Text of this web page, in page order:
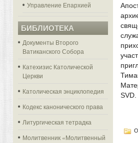
Управление Епархией
БИБЛИОТЕКА
Документы Второго
Ватиканского Собора
Катехизис Католической
Церкви
Католическая энциклопедия
Кодекс канонического права
Литургическая тетрадка
Молитвенник «Молитвенный
SVD.